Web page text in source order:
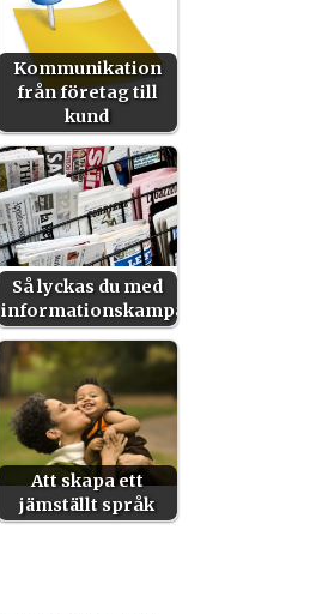
Kommunikation
från företag till
kund
Så lyckas du med
informationskampanjen
Att skapa ett
jämställt språk